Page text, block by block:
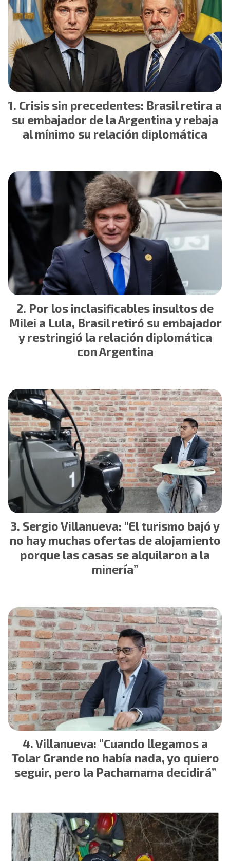
Crisis sin precedentes: Brasil retira a
su embajador de la Argentina y rebaja
al mínimo su relación diplomática
Por los inclasificables insultos de
Milei a Lula, Brasil retiró su embajador
y restringió la relación diplomática
con Argentina
Sergio Villanueva: “El turismo bajó y
no hay muchas ofertas de alojamiento
porque las casas se alquilaron a la
minería”
Villanueva: “Cuando llegamos a
Tolar Grande no había nada, yo quiero
seguir, pero la Pachamama decidirá”